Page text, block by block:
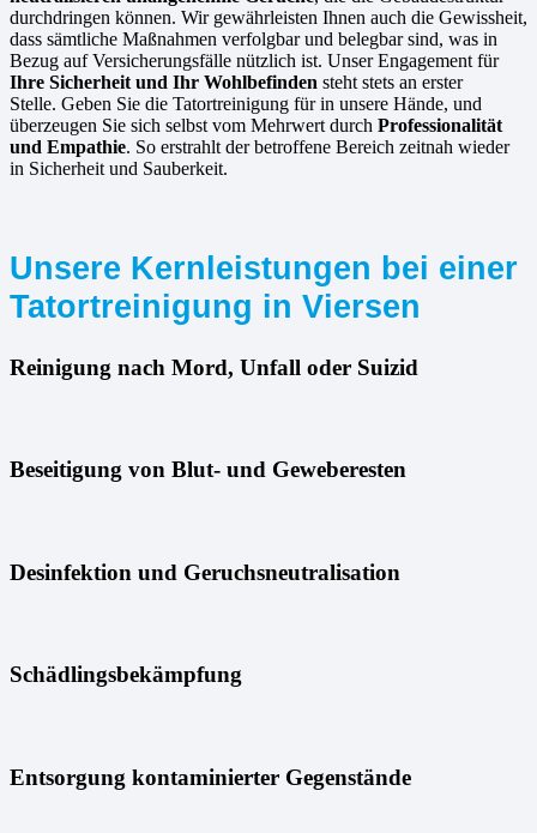
durchdringen können. Wir gewährleisten Ihnen auch die Gewissheit,
dass sämtliche Maßnahmen verfolgbar und belegbar sind, was in
Bezug auf Versicherungsfälle nützlich ist. Unser Engagement für
Ihre Sicherheit und Ihr Wohlbefinden steht stets an erster
Stelle. Geben Sie die Tatortreinigung für in unsere Hände, und
überzeugen Sie sich selbst vom Mehrwert durch Professionalität
und Empathie. So erstrahlt der betroffene Bereich zeitnah wieder
in Sicherheit und Sauberkeit.
Unsere Kernleistungen bei einer
Tatortreinigung in Viersen
Reinigung nach Mord, Unfall oder Suizid
Beseitigung von Blut- und Geweberesten
Desinfektion und Geruchsneutralisation
Schädlingsbekämpfung
Entsorgung kontaminierter Gegenstände